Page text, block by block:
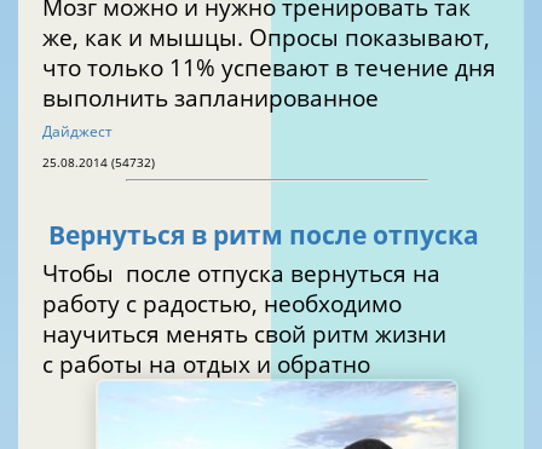
Мозг можно и нужно тренировать так
же, как и мышцы. Опросы показывают,
что только 11% успевают в течение дня
выполнить запланированное
Дайджест
25.08.2014 (54732)
Вернуться в ритм после отпуска
Чтобы после отпуска вернуться на
работу с радостью, необходимо
научиться менять свой ритм жизни
с работы на отдых и обратно